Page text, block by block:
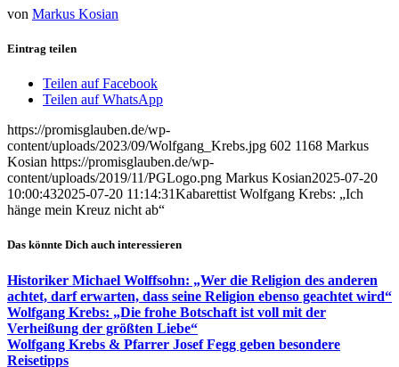
von Markus Kosian
Eintrag teilen
Teilen auf Facebook
Teilen auf WhatsApp
https://promisglauben.de/wp-
content/uploads/2023/09/Wolfgang_Krebs.jpg 602 1168 Markus
Kosian https://promisglauben.de/wp-
content/uploads/2019/11/PGLogo.png Markus Kosian2025-07-20
10:00:432025-07-20 11:14:31Kabarettist Wolfgang Krebs: „Ich
hänge mein Kreuz nicht ab“
Das könnte Dich auch interessieren
Historiker Michael Wolffsohn: „Wer die Religion des anderen
achtet, darf erwarten, dass seine Religion ebenso geachtet wird“
Wolfgang Krebs: „Die frohe Botschaft ist voll mit der
Verheißung der größten Liebe“
Wolfgang Krebs & Pfarrer Josef Fegg geben besondere
Reisetipps